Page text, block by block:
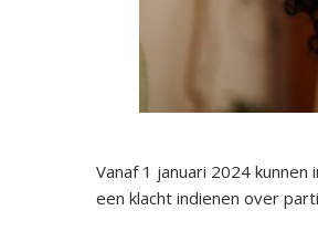
Vanaf 1 januari 2024
een klacht indienen over